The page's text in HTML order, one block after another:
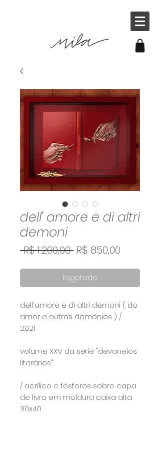
dell' amore e di altri
demoni
R$ 1.200,00 Preço
R$ 850,00
Esgotado
dell'amore e di altri demoni ( do
amor e outros demônios ) /
2021⠀
volume XXV da série "devaneios
literários"
/ acrílico e fósforos sobre capa
de livro em moldura caixa alta
30x40